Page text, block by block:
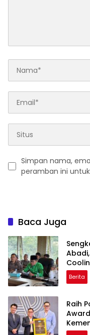
Simpan nama,
peramban ini
Baca Juga
Berita
Raih